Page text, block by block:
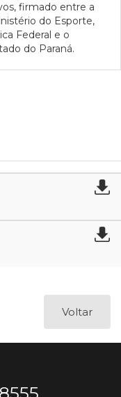
firmado entre a
do Esporte,
Federal e o
do Paraná.
Voltar